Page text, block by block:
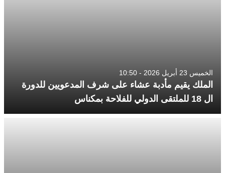
الخميس 23 أبريل 2026 - 10:50
الملك يقيم مأدبة عشاء على شرف المدعويين للدورة
ال 18 للملتقى الدولي للفلاحة بمكناس